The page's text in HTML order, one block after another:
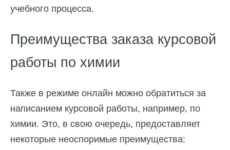
учебного процесса.
Преимущества заказа курсовой
работы по химии
Также в режиме онлайн можно обратиться за
написанием курсовой работы, например, по
химии. Это, в свою очередь, предоставляет
некоторые неоспоримые преимущества: